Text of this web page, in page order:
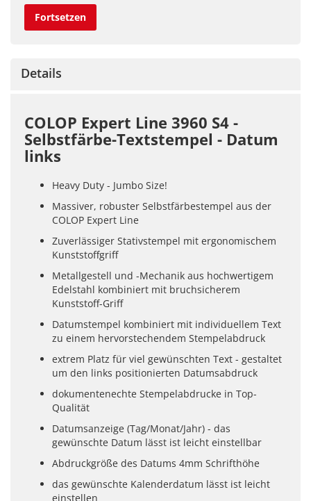
Fortsetzen
Details
COLOP Expert Line 3960 S4 -
Selbstfärbe-Textstempel - Datum
links
Heavy Duty - Jumbo Size!
Massiver, robuster Selbstfärbestempel aus der
COLOP Expert Line
Zuverlässiger Stativstempel mit ergonomischem
Kunststoffgriff
Metallgestell und -Mechanik aus hochwertigem
Edelstahl kombiniert mit bruchsicherem
Kunststoff-Griff
Datumstempel kombiniert mit individuellem Text
zu einem hervorstechendem Stempelabdruck
extrem Platz für viel gewünschten Text - gestaltet
um den links positionierten Datumsabdruck
dokumentenechte Stempelabdrucke in Top-
Qualität
Datumsanzeige (Tag/Monat/Jahr) - das
gewünschte Datum lässt ist leicht einstellbar
Abdruckgröße des Datums 4mm Schrifthöhe
das gewünschte Kalenderdatum lässt ist leicht
einstellen